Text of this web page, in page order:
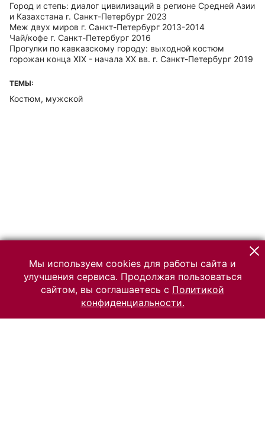
Город и степь: диалог цивилизаций в регионе Средней Азии
и Казахстана г. Санкт-Петербург 2023
Меж двух миров г. Санкт-Петербург 2013-2014
Чай/кофе г. Санкт-Петербург 2016
Прогулки по кавказскому городу: выходной костюм
горожан конца XIX - начала ХХ вв. г. Санкт-Петербург 2019
ТЕМЫ:
Костюм, мужской
Мы используем cookies для работы сайта и
улучшения сервиса. Продолжая пользоваться
сайтом, вы соглашаетесь с Политикой
конфиденциальности.